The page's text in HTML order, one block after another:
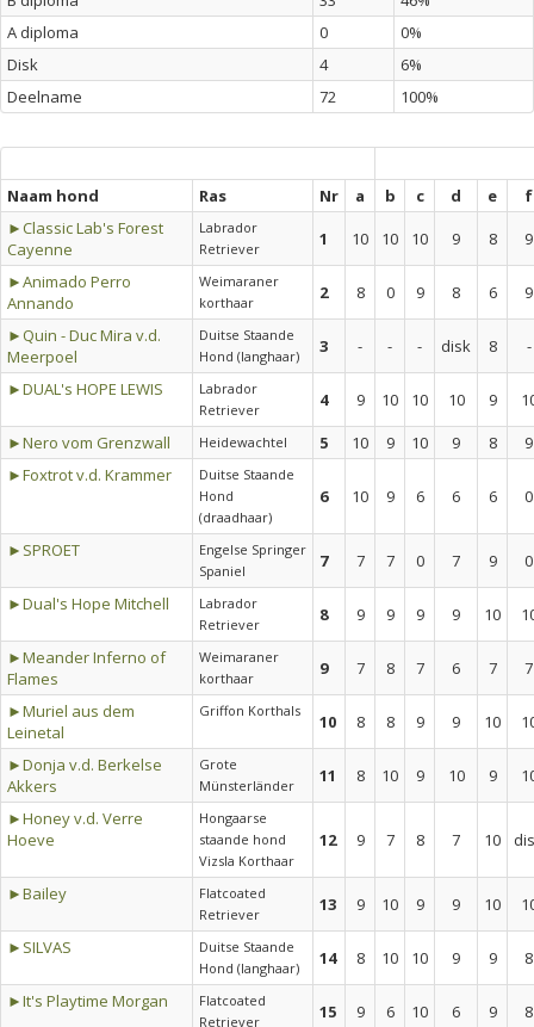
A diploma
0
0%
Disk
4
6%
Deelname
72 100%
Naam hond Ras Nr a b c d e
f
►Classic Lab's Forest
Cayenne
Labrador
Retriever
1 10 10 10 9 8
9
►Animado Perro
Annando
Weimaraner
korthaar
2 8 0 9 8 6
9
►Quin - Duc Mira v.d.
Meerpoel
Duitse Staande
Hond (langhaar)
3 - - - disk 8
-
►DUAL's HOPE LEWIS
Labrador
Retriever
4 9 10 10 10 9
►Nero vom Grenzwall
Heidewachtel 5 10 9 10 9 8
9
►Foxtrot v.d. Krammer
Duitse Staande
Hond
(draadhaar)
6 10 9 6 6 6 0
►SPROET
Engelse Springer
Spaniel
7 7 7 0 7 9
0
►Dual's Hope Mitchell
Labrador
Retriever
8 9 9 9 9 10
►Meander Inferno of
Flames
Weimaraner
korthaar
9 7 8 7 6 7
7
►Muriel aus dem
Leinetal
Griffon Korthals
10 8 8 9 9 10
►Donja v.d. Berkelse
Akkers
Grote
Münsterländer
11 8 10 9 10 9
►Honey v.d. Verre
Hoeve
Hongaarse
staande hond
Vizsla Korthaar
12 9 7 8 7 10
►Bailey
Flatcoated
Retriever
13 9 10 9 9 10
►SILVAS
Duitse Staande
Hond (langhaar)
14 8 10 10 9 9
8
►It's Playtime Morgan
Flatcoated
Retriever
15 9 6 10 6 9
8